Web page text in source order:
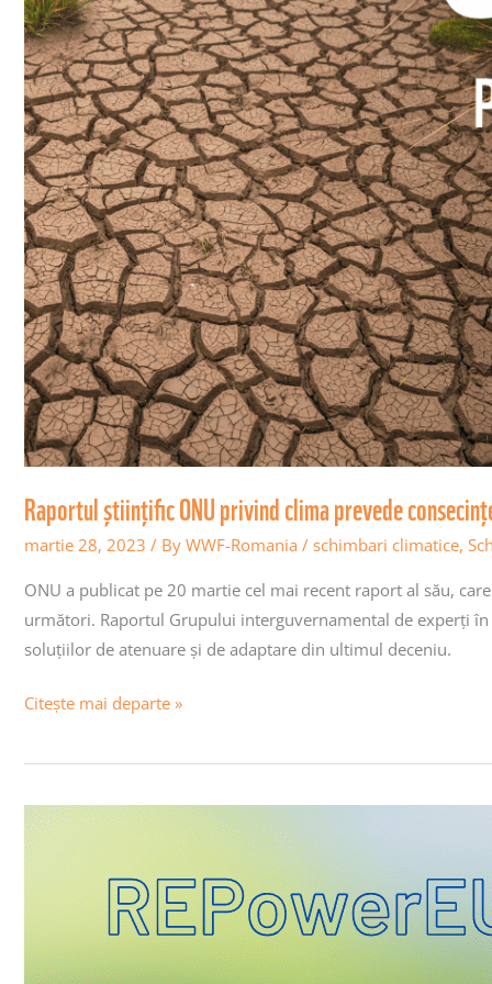
Raportul științific ONU privind clima prevede
martie 28, 2023 / By WWF-Romania / schimbari climatice,
ONU a publicat pe 20 martie cel mai recent raport al său,
următori. Raportul Grupului interguvernamental de experți
soluțiilor de atenuare și de adaptare din ultimul deceniu.
Citește mai departe »
Capitolul
REPowerEU
PNRR:
Recomandări
WWF-